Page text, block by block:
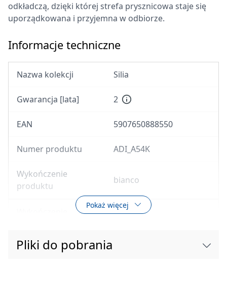
odkładczą, dzięki której strefa prysznicowa staje się
uporządkowana i przyjemna w odbiorze.
Informacje techniczne
Nazwa kolekcji Silia
Gwarancja [lata] 2
EAN 5907650888550
Numer produktu ADI_A54K
Wykończenie
produktu
bianco
bianco
Pokaż więcej
Pliki do pobrania